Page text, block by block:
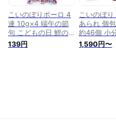
こいのぼりボーロ 4
連 10g×4 端午の節
句 こどもの日 鯉の
ぼり お菓子 男の子
139円
こいのぼり
あられ 個
約46個 小
こどもの日
節句 鯉のぼ
1,590円〜